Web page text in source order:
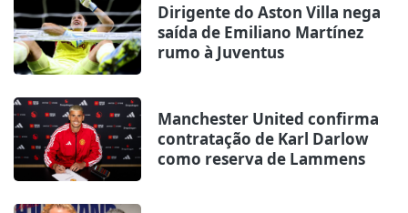
Dirigente do Aston Villa nega
saída de Emiliano Martínez
rumo à Juventus
Manchester United confirma
contratação de Karl Darlow
como reserva de Lammens